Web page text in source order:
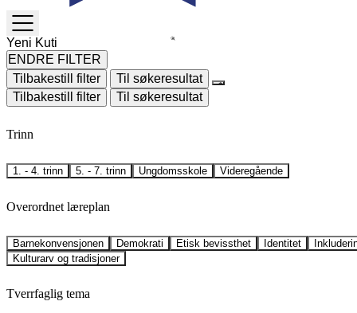
TOGGLE
MENU
ENDRE FILTER
Tilbakestill filter
Til søkeresultat
Tilbakestill filter
Til søkeresultat
Trinn
1. - 4. trinn 5. - 7. trinn Ungdomsskole Videregående
Overordnet læreplan
Barnekonvensjonen Demokrati Etisk bevissthet Identitet
Kulturarv og tradisjoner
Tverrfaglig tema